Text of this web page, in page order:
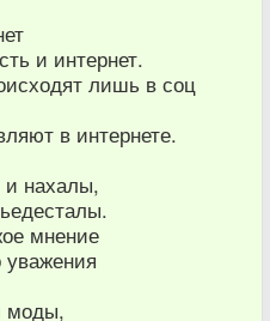
и интернет.
лишь в соц
в интернете.
и нахалы,
мнение
уважения
моды,